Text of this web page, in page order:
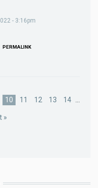
- 3:16pm
PERMALINK
Current
10 Page
11 Page
12 Page
13 Page
14
»